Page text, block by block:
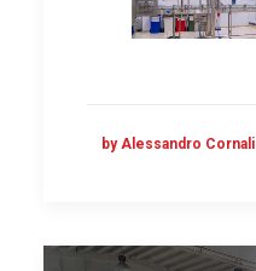
by Alessandro Cornali